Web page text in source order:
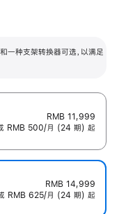
种支架转换器可选，以满足
RMB 11,999
RMB 500/月 (24 期) 起
RMB 14,999
RMB 625/月 (24 期) 起